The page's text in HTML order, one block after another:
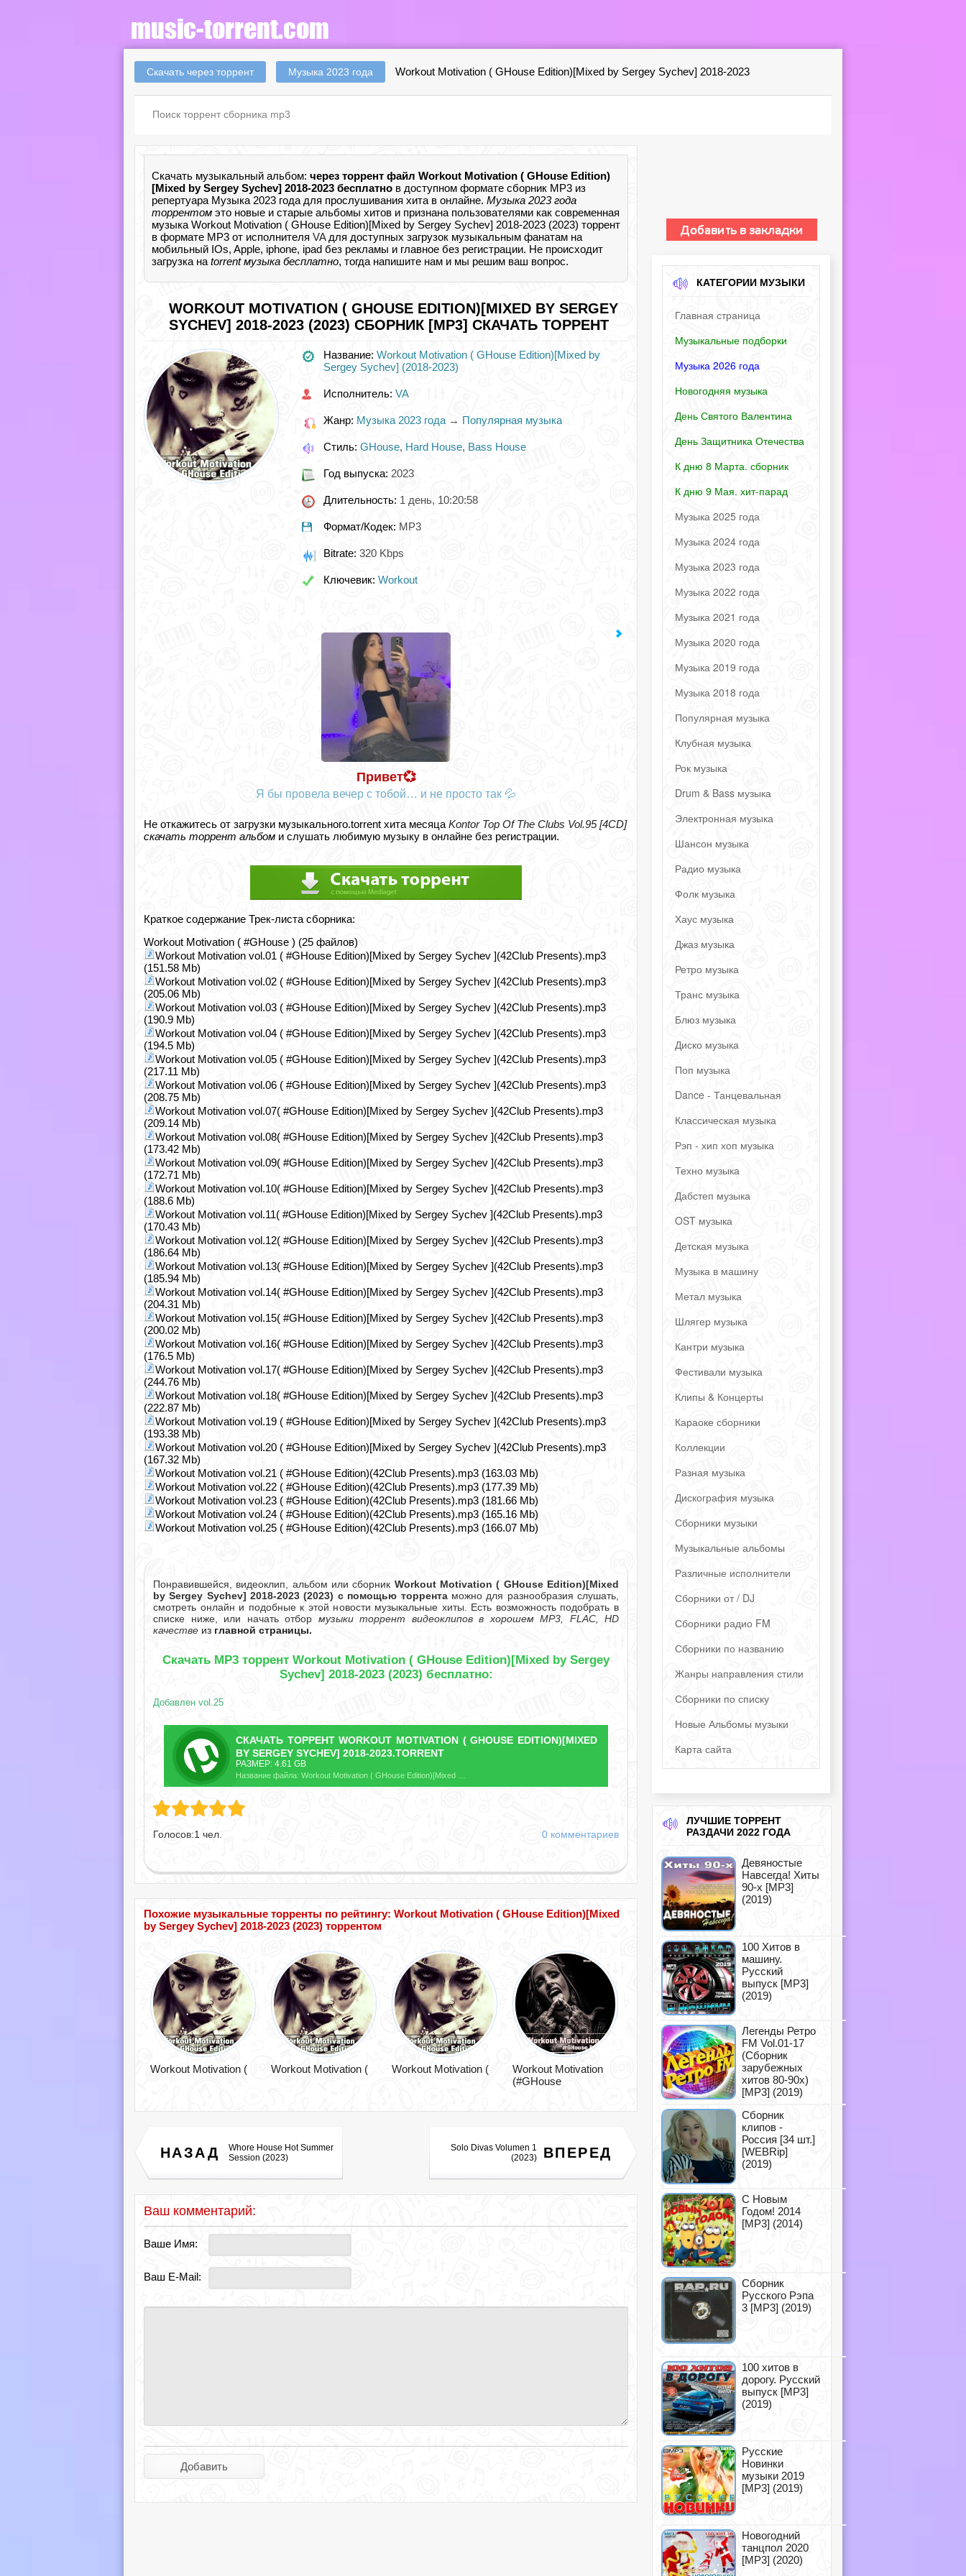
Скачать через торрент Музыка 2023 года Workout Motivation ( GHouse Edition)[Mixed by Sergey Sychev] 2018-2023
Скачать музыкальный альбом: через торрент файл Workout Motivation ( GHouse Edition)
[Mixed by Sergey Sychev] 2018-2023 бесплатно в доступном формате сборник MP3 из
репертуара Музыка 2023 года для прослушивания хита в онлайне. Музыка 2023 года
торрентом это новые и старые альбомы хитов и признана пользователями как современная
музыка Workout Motivation ( GHouse Edition)[Mixed by Sergey Sychev] 2018-2023 (2023) торрент
в формате MP3 от исполнителя VAдля доступных загрузок музыкальным фанатам на
мобильный IOs, Apple, iphone, ipad без рекламы и главное без регистрации. Не происходит
загрузка на torrent музыка бесплатно, тогда напишите нам и мы решим ваш вопрос.
WORKOUT MOTIVATION ( GHOUSE EDITION)[MIXED BY SERGEY
SYCHEV] 2018-2023 (2023) СБОРНИК [MP3] СКАЧАТЬ ТОРРЕНТ
Название: Workout Motivation ( GHouse Edition)[Mixed by
Sergey Sychev] (2018-2023)
Исполнитель: VA
Жанр: Музыка 2023 года → Популярная музыка
Стиль: GHouse, Hard House, Bass House
Год выпуска: 2023
Длительность: 1 день, 10:20:58
Формат/Кодек: MP3
Bitrate: 320 Kbps
Ключевик: Workout
Привет💞
Я бы провела вечер с тобой… и не просто так 💦
Не откажитесь от загрузки музыкального.torrent хита месяца Kontor Top Of The Clubs Vol.95 [4CD]
скачать торрент альбом и слушать любимую музыку в онлайне без регистрации.
Краткое содержание Трек-листа сборника:
Workout Motivation ( #GHouse ) (25 файлов)
Workout Motivation vol.01 ( #GHouse Edition)[Mixed by Sergey Sychev ](42Club Presents).mp3
(151.58 Mb)
Workout Motivation vol.02 ( #GHouse Edition)[Mixed by Sergey Sychev ](42Club Presents).mp3
(205.06 Mb)
Workout Motivation vol.03 ( #GHouse Edition)[Mixed by Sergey Sychev ](42Club Presents).mp3
(190.9 Mb)
Workout Motivation vol.04 ( #GHouse Edition)[Mixed by Sergey Sychev ](42Club Presents).mp3
(194.5 Mb)
Workout Motivation vol.05 ( #GHouse Edition)[Mixed by Sergey Sychev ](42Club Presents).mp3
(217.11 Mb)
Workout Motivation vol.06 ( #GHouse Edition)[Mixed by Sergey Sychev ](42Club Presents).mp3
(208.75 Mb)
Workout Motivation vol.07( #GHouse Edition)[Mixed by Sergey Sychev ](42Club Presents).mp3
(209.14 Mb)
Workout Motivation vol.08( #GHouse Edition)[Mixed by Sergey Sychev ](42Club Presents).mp3
(173.42 Mb)
Workout Motivation vol.09( #GHouse Edition)[Mixed by Sergey Sychev ](42Club Presents).mp3
(172.71 Mb)
Workout Motivation vol.10( #GHouse Edition)[Mixed by Sergey Sychev ](42Club Presents).mp3
(188.6 Mb)
Workout Motivation vol.11( #GHouse Edition)[Mixed by Sergey Sychev ](42Club Presents).mp3
(170.43 Mb)
Workout Motivation vol.12( #GHouse Edition)[Mixed by Sergey Sychev ](42Club Presents).mp3
(186.64 Mb)
Workout Motivation vol.13( #GHouse Edition)[Mixed by Sergey Sychev ](42Club Presents).mp3
(185.94 Mb)
Workout Motivation vol.14( #GHouse Edition)[Mixed by Sergey Sychev ](42Club Presents).mp3
(204.31 Mb)
Workout Motivation vol.15( #GHouse Edition)[Mixed by Sergey Sychev ](42Club Presents).mp3
(200.02 Mb)
Workout Motivation vol.16( #GHouse Edition)[Mixed by Sergey Sychev ](42Club Presents).mp3
(176.5 Mb)
Workout Motivation vol.17( #GHouse Edition)[Mixed by Sergey Sychev ](42Club Presents).mp3
(244.76 Mb)
Workout Motivation vol.18( #GHouse Edition)[Mixed by Sergey Sychev ](42Club Presents).mp3
(222.87 Mb)
Workout Motivation vol.19 ( #GHouse Edition)[Mixed by Sergey Sychev ](42Club Presents).mp3
(193.38 Mb)
Workout Motivation vol.20 ( #GHouse Edition)[Mixed by Sergey Sychev ](42Club Presents).mp3
(167.32 Mb)
Workout Motivation vol.21 ( #GHouse Edition)(42Club Presents).mp3 (163.03 Mb)
Workout Motivation vol.22 ( #GHouse Edition)(42Club Presents).mp3 (177.39 Mb)
Workout Motivation vol.23 ( #GHouse Edition)(42Club Presents).mp3 (181.66 Mb)
Workout Motivation vol.24 ( #GHouse Edition)(42Club Presents).mp3 (165.16 Mb)
Workout Motivation vol.25 ( #GHouse Edition)(42Club Presents).mp3 (166.07 Mb)
Понравившейся, видеоклип, альбом или сборник Workout Motivation ( GHouse Edition)[Mixed
by Sergey Sychev] 2018-2023 (2023) с помощью торрентаможно для разнообразия слушать,
смотреть онлайн и подобные к этой новости музыкальные хиты. Есть возможность подобрать в
списке ниже, или начать отбор музыки торрент видеоклипов в хорошем MP3, FLAC, HD
качестве из главной страницы.
Скачать MP3 торрент Workout Motivation ( GHouse Edition)[Mixed by Sergey
Sychev] 2018-2023 (2023) бесплатно:
Добавлен vol.25
СКАЧАТЬ ТОРРЕНТWORKOUT MOTIVATION ( GHOUSE EDITION)[MIXED
BY SERGEY SYCHEV] 2018-2023.TORRENT
РАЗМЕР: 4.61 GB
Голосов:1 чел. 0 комментариев
Похожие музыкальные торренты по рейтингу: Workout Motivation ( GHouse Edition)[Mixed
by Sergey Sychev] 2018-2023 (2023) торрентом
Workout Motivation ( Workout Motivation ( Workout Motivation (
Workout Motivation
(#GHouse
НАЗАД
Whore House Hot Summer
Session (2023)
ВПЕРЕД
Solo Divas Volumen 1
(2023)
Ваш комментарий:
Ваше Имя:
Ваш E-Mail:
КАТЕГОРИИ МУЗЫКИ
Главная страница
Музыкальные подборки
Музыка 2026 года
Новогодняя музыка
День Святого Валентина
День Защитника Отечества
К дню 8 Марта. сборник
К дню 9 Мая. хит-парад
Музыка 2025 года
Музыка 2024 года
Музыка 2023 года
Музыка 2022 года
Музыка 2021 года
Музыка 2020 года
Музыка 2019 года
Музыка 2018 года
Популярная музыка
Клубная музыка
Рок музыка
Drum & Bass музыка
Электронная музыка
Шансон музыка
Радио музыка
Фолк музыка
Хаус музыка
Джаз музыка
Ретро музыка
Транс музыка
Блюз музыка
Диско музыка
Поп музыка
Dance - Танцевальная
Классическая музыка
Рэп - хип хоп музыка
Техно музыка
Дабстеп музыка
OST музыка
Детская музыка
Музыка в машину
Метал музыка
Шлягер музыка
Кантри музыка
Фестивали музыка
Клипы & Концерты
Караоке сборники
Коллекции
Разная музыка
Дискография музыка
Сборники музыки
Музыкальные альбомы
Различные исполнители
Сборники от / DJ
Сборники радио FM
Сборники по названию
Жанры направления стили
Сборники по списку
Новые Альбомы музыки
Карта сайта
ЛУЧШИЕ ТОРРЕНТ
РАЗДАЧИ 2022 ГОДА
Девяностые
Навсегда! Хиты
90-х [MP3]
(2019)
100 Хитов в
машину.
Русский
выпуск [MP3]
(2019)
Легенды Ретро
FM Vol.01-17
(Сборник
зарубежных
хитов 80-90х)
[MP3] (2019)
Сборник
клипов -
Россия [34 шт.]
[WEBRip]
(2019)
С Новым
Годом! 2014
[MP3] (2014)
Сборник
Русского Рэпа
3 [MP3] (2019)
100 хитов в
дорогу. Русский
выпуск [MP3]
(2019)
Русские
Новинки
музыки 2019
[MP3] (2019)
Новогодний
танцпол 2020
[MP3] (2020)